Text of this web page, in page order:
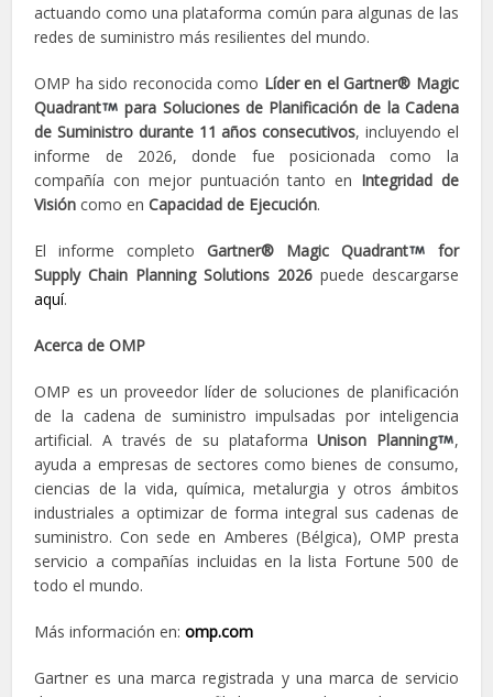
actuando como una plataforma común para algunas de las
redes de suministro más resilientes del mundo.
OMP ha sido reconocida como Líder en el Gartner® Magic
Quadrant
para Soluciones de Planificación de la Cadena
de Suministro durante 11 años consecutivos, incluyendo el
informe de 2026, donde fue posicionada como la
compañía con mejor puntuación tanto en Integridad de
Visión como enCapacidad de Ejecución.
El informe completoGartner® Magic Quadrant
for
Supply Chain Planning Solutions 2026puede descargarse
aquí.
Acerca de OMP
OMP es un proveedor líder de soluciones de planificación
de la cadena de suministro impulsadas por inteligencia
artificial. A través de su plataformaUnison Planning
,
ayuda a empresas de sectores como bienes de consumo,
ciencias de la vida, química, metalurgia y otros ámbitos
industriales a optimizar de forma integral sus cadenas de
suministro. Con sede en Amberes (Bélgica), OMP presta
servicio a compañías incluidas en la lista Fortune 500 de
todo el mundo.
Más información en:omp.com
Gartner es una marca registrada y una marca de servicio